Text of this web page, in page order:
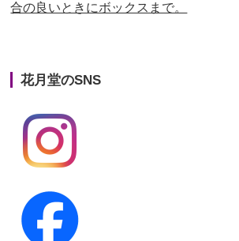
第22回人形供養祭平成26年4月28日
第20回人形供養祭
第19回人形供養祭
第18回人形供養祭
第16回人形供養祭
合の良いときにボックスまで。
花月堂のSNS